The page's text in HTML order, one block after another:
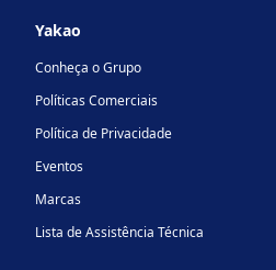
Yakao
Conheça o Grupo
Políticas Comerciais
Política de Privacidade
Eventos
Marcas
Lista de Assistência Técnica